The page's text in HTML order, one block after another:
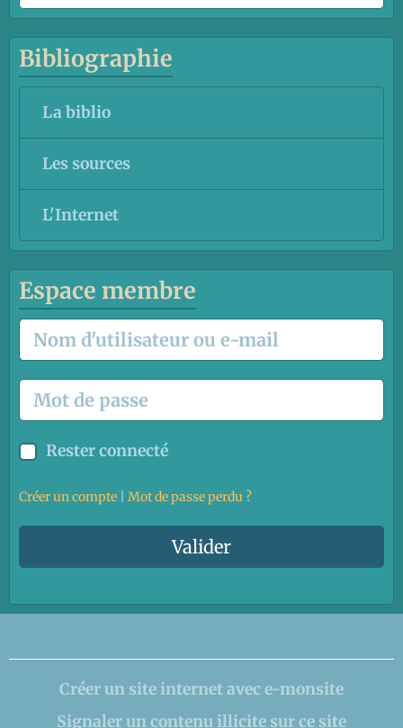
Bibliographie
La biblio
Les sources
L'Internet
Espace membre
Rester connecté
Créer un compte Mot de passe perdu ?
Valider
Créer un site internet avec e-monsite
Signaler un contenu illicite sur ce site